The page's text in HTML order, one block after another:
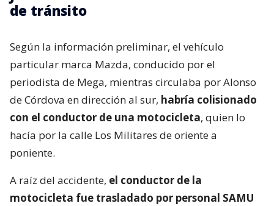
de tránsito
Según la información preliminar, el vehículo
particular marca Mazda, conducido por el
periodista de Mega, mientras circulaba por Alonso
de Córdova en dirección al sur, habría colisionado
con el conductor de una motocicleta, quien lo
hacía por la calle Los Militares de oriente a
poniente.
A raíz del accidente, el conductor de la
motocicleta fue trasladado por personal SAMU